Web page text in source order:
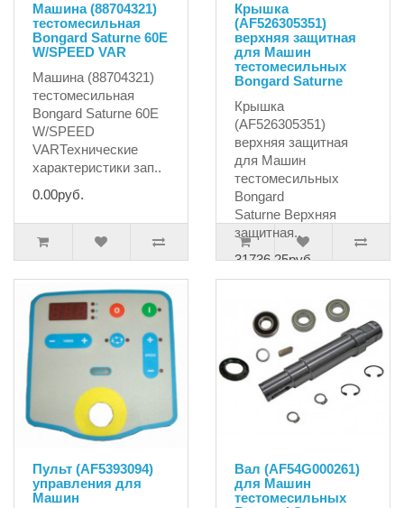
Машина (88704321)
тестомесильная
Bongard Saturne 60E
W/SPEED VAR
Машина (88704321)
тестомесильная
Bongard Saturne 60E
W/SPEED
VARТехнические
характеристики зап..
0.00руб.
Крышка
(AF526305351)
верхняя защитная
для Машин
тестомесильных
Bongard Saturne
Крышка
(AF526305351)
верхняя защитная
для Машин
тестомесильных
Bongard
Saturne Верхняя
защитная..
31736.25руб.
Пульт (AF5393094)
управления для
Машин
Вал (AF54G000261)
для Машин
тестомесильных